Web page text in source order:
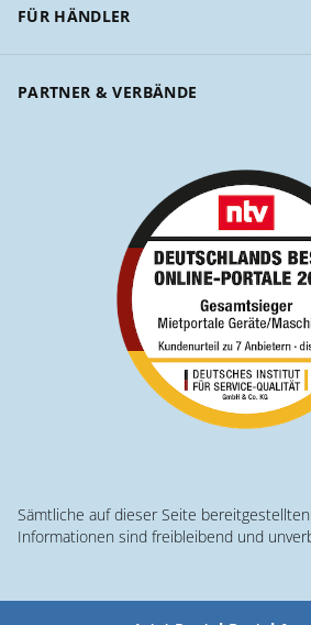
FÜR HÄNDLER
PARTNER & VERBÄNDE
Sämtliche auf dieser Seite
Informationen sind freibleibend und